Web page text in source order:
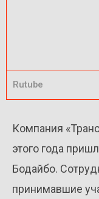
Rutube
Компания
этого года
Бодайбо.
принимавшие